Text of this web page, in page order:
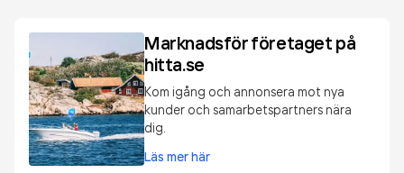
Marknadsför företaget på
hitta.se
Kom igång och annonsera mot nya
kunder och samarbetspartners nära
dig.
Läs mer här